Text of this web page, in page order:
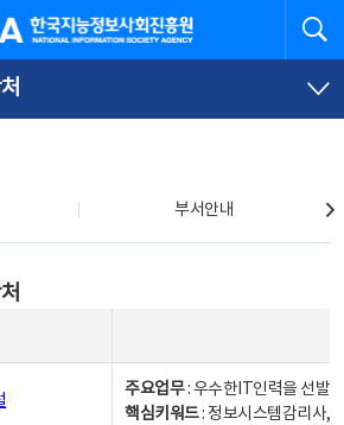
능정보사회진흥원
부서안내
주요업무: 우수한IT인력을 선발
핵심키워드: 정보시스템감리사,